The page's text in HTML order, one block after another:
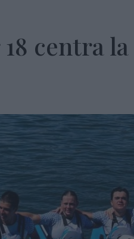
18 centra